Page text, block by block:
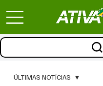
ÚLTIMAS NOTÍCIAS